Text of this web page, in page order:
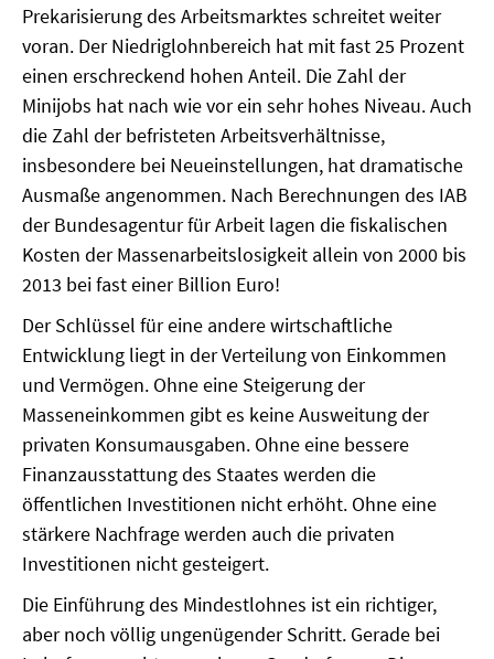
SOMMERSCHULE 2010
SOMMERSCHULE 2009
SOMMERSCHULE 2008
SOMMERSCHULE 2007
Über uns
Kontakt
Termine
Newsletter
Presse
Veröffentlichungen unserer Mitglieder
Prekarisierung des Arbeitsmarktes schreitet weiter
voran. Der Niedriglohnbereich hat mit fast 25 Prozent
einen erschreckend hohen Anteil. Die Zahl der
Minijobs hat nach wie vor ein sehr hohes Niveau. Auch
die Zahl der befristeten Arbeitsverhältnisse,
insbesondere bei Neueinstellungen, hat dramatische
Ausmaße angenommen. Nach Berechnungen des IAB
der Bundesagentur für Arbeit lagen die fiskalischen
Kosten der Massenarbeitslosigkeit allein von 2000 bis
2013 bei fast einer Billion Euro!
Der Schlüssel für eine andere wirtschaftliche
Entwicklung liegt in der Verteilung von Einkommen
und Vermögen. Ohne eine Steigerung der
Masseneinkommen gibt es keine Ausweitung der
privaten Konsumausgaben. Ohne eine bessere
Finanzausstattung des Staates werden die
öffentlichen Investitionen nicht erhöht. Ohne eine
stärkere Nachfrage werden auch die privaten
Investitionen nicht gesteigert.
Die Einführung des Mindestlohnes ist ein richtiger,
aber noch völlig ungenügender Schritt. Gerade bei